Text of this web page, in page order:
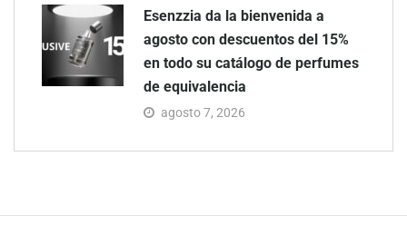
Esenzzia da la bienvenida a
agosto con descuentos del 15%
en todo su catálogo de perfumes
de equivalencia
agosto 7, 2026